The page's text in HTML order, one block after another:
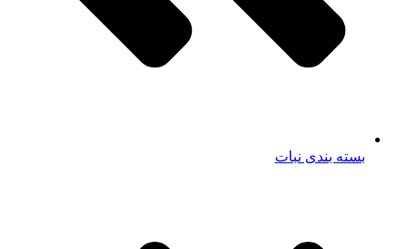
بسته بندی نبات